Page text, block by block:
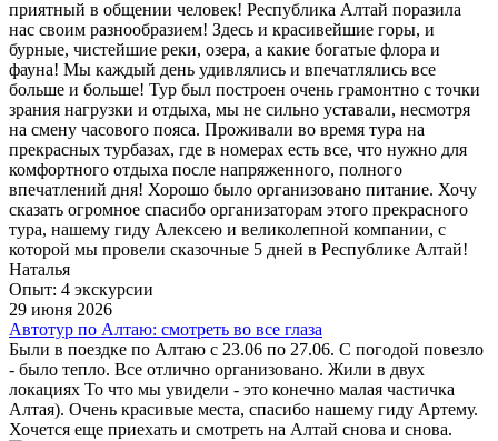
приятный в общении человек! Республика Алтай поразила
нас своим разнообразием! Здесь и красивейшие горы, и
бурные, чистейшие реки, озера, а какие богатые флора и
фауна! Мы каждый день удивлялись и впечатлялись все
больше и больше! Тур был построен очень грамонтно с точки
зрания нагрузки и отдыха, мы не сильно уставали, несмотря
на смену часового пояса. Проживали во время тура на
прекрасных турбазах, где в номерах есть все, что нужно для
комфортного отдыха после напряженного, полного
впечатлений дня! Хорошо было организовано питание. Хочу
сказать огромное спасибо организаторам этого прекрасного
тура, нашему гиду Алексею и великолепной компании, с
которой мы провели сказочные 5 дней в Республике Алтай!
Наталья
Опыт: 4 экскурсии
29 июня 2026
Автотур по Алтаю: смотреть во все глаза
Были в поездке по Алтаю с 23.06 по 27.06. С погодой повезло
- было тепло. Все отлично организовано. Жили в двух
локациях То что мы увидели - это конечно малая частичка
Алтая). Очень красивые места, спасибо нашему гиду Артему.
Хочется еще приехать и смотреть на Алтай снова и снова.